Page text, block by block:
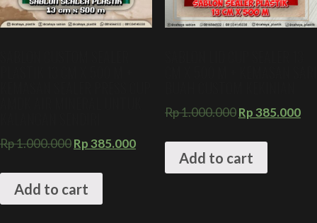
Rp1.000.000Rp385.000
Add to cart
Rp1.000.000Rp385.000
Add to cart